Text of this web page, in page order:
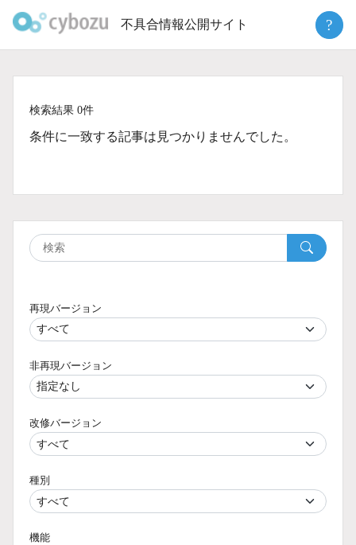
不具合情報公開サイト ?
検索結果 0件
条件に一致する記事は見つかりませんでした。
再現バージョン
非再現バージョン
改修バージョン
種別
機能